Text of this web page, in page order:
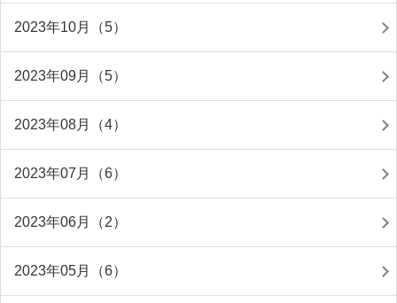
2023年10月（5）
2023年09月（5）
2023年08月（4）
2023年07月（6）
2023年06月（2）
2023年05月（6）